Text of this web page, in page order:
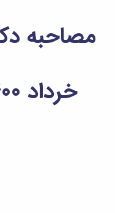
مصاحبه
خرداد 1400